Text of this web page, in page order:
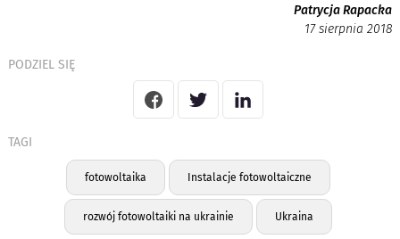
Patrycja Rapacka
17 sierpnia 2018
PODZIEL SIĘ
TAGI
fotowoltaika Instalacje fotowoltaiczne
rozwój fotowoltaiki na ukrainie Ukraina